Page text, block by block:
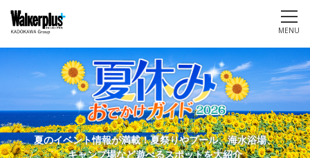
MENU
夏のイベント情報が満載！夏祭りやプール、海水浴場、
キャンプ場など遊べるスポットを大紹介